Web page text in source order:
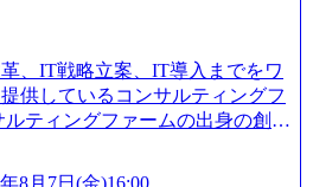
、IT戦略立案、IT導入までをワ
供しているコンサルティングフ
ティングファームの出身の創業
きる会社をつくりたい」「胸を
8月7日(金)16:00